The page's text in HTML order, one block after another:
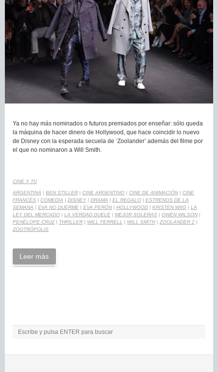
Ya no hay más nominados o futuros premiados por enseñar: sólo queda
la máquina de hacer dinero de Hollywood, que hace coincidir lo nuevo
de Disney con la esperada secuela de ‘Zoolander’ además del filme por
el que no nominaron a Will Smith.
CINE Y TV
ARGENTINA | BEN STILLER | CINE ARGENTINO | CINE DE ANIMACIÓN | CINE
FRANCÉS | COMEDIA | DISNEY | DRAMA | EL REGALO | ESTRENOS DE LA
SEMANA | EVA NO DUERME | EVA PERÓN | HOLLYWOOD | KRISTEN WIIG | LA
LEY DEL MERCADO | LA VERDAD DUELE | MEJOR SOLERAS | OWEN WILSON |
PENÉLOPE CRUZ| THRILLER | WILL FERRELL | WILL SMITH | ZOOLANDER 2 |
ZOOTRÓPOLIS
Leer más